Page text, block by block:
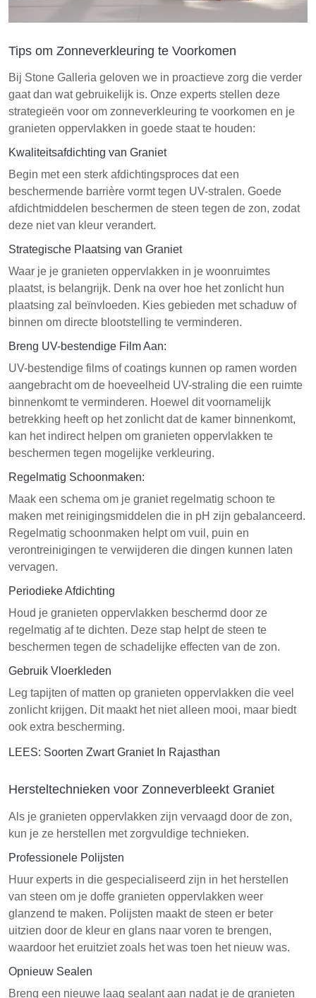
Tips om Zonneverkleuring te Voorkomen
Bij Stone Galleria geloven we in proactieve zorg die verder
gaat dan wat gebruikelijk is. Onze experts stellen deze
strategieën voor om zonneverkleuring te voorkomen en je
granieten oppervlakken in goede staat te houden:
Kwaliteitsafdichting van Graniet
Begin met een sterk afdichtingsproces dat een
beschermende barrière vormt tegen UV-stralen. Goede
afdichtmiddelen beschermen de steen tegen de zon, zodat
deze niet van kleur verandert.
Strategische Plaatsing van Graniet
Waar je je granieten oppervlakken in je woonruimtes
plaatst, is belangrijk. Denk na over hoe het zonlicht hun
plaatsing zal beïnvloeden. Kies gebieden met schaduw of
binnen om directe blootstelling te verminderen.
Breng UV-bestendige Film Aan:
UV-bestendige films of coatings kunnen op ramen worden
aangebracht om de hoeveelheid UV-straling die een ruimte
binnenkomt te verminderen. Hoewel dit voornamelijk
betrekking heeft op het zonlicht dat de kamer binnenkomt,
kan het indirect helpen om granieten oppervlakken te
beschermen tegen mogelijke verkleuring.
Regelmatig Schoonmaken:
Maak een schema om je graniet regelmatig schoon te
maken met reinigingsmiddelen die in pH zijn gebalanceerd.
Regelmatig schoonmaken helpt om vuil, puin en
verontreinigingen te verwijderen die dingen kunnen laten
vervagen.
Periodieke Afdichting
Houd je granieten oppervlakken beschermd door ze
regelmatig af te dichten. Deze stap helpt de steen te
beschermen tegen de schadelijke effecten van de zon.
Gebruik Vloerkleden
Leg tapijten of matten op granieten oppervlakken die veel
zonlicht krijgen. Dit maakt het niet alleen mooi, maar biedt
ook extra bescherming.
LEES: Soorten Zwart Graniet In Rajasthan
Hersteltechnieken voor Zonneverbleekt Graniet
Als je granieten oppervlakken zijn vervaagd door de zon,
kun je ze herstellen met zorgvuldige technieken.
Professionele Polijsten
Huur experts in die gespecialiseerd zijn in het herstellen
van steen om je doffe granieten oppervlakken weer
glanzend te maken. Polijsten maakt de steen er beter
uitzien door de kleur en glans naar voren te brengen,
waardoor het eruitziet zoals het was toen het nieuw was.
Opnieuw Sealen
Breng een nieuwe laag sealant aan nadat je de granieten